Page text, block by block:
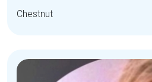
Chestnut